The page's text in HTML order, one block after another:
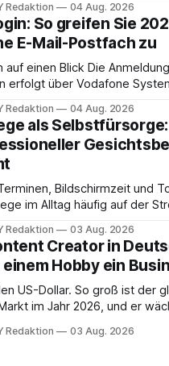
und die gesamte
digital zu organisieren. In
alles, was Sie für einen
der Registrierung
Redaktion 04 Aug. 2026
So greifen Sie
E-Mail-Postfach zu
Die Anmeldung für alte Arcor-E-
erfolgt über Vodafone
sich heute über das
klassische Arcor Login
Redaktion 04 Aug. 2026
als
Bildschirmzeit und
im Alltag häufig auf der
ist zeitlich oft nicht drin.
auf Stress,
Sie wirkt müde, spannt
Professionelle
Redaktion 03 Aug. 2026
Creator in
Hobby ein
US-Dollar. So groß ist der
im Jahr 2026, und er
ernstzunehmender
Redaktion 03 Aug. 2026